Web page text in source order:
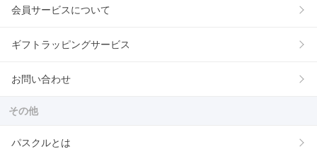
会員サービスについて
ギフトラッピングサービス
お問い合わせ
その他
パスクルとは